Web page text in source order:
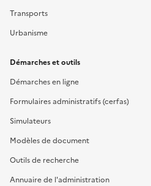
Transports
Urbanisme
Démarches et outils
Démarches en ligne
Formulaires administratifs (cerfas)
Simulateurs
Modèles de document
Outils de recherche
Annuaire de l'administration